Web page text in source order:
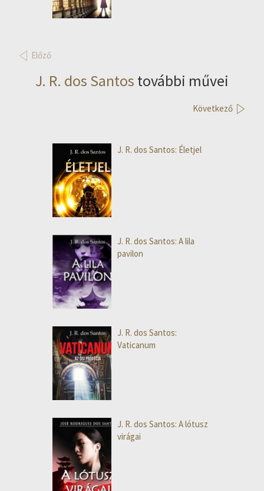
Előző
J. R. dos Santos további művei
Következő
J. R. dos Santos: Életjel
J. R. dos Santos: A lila
pavilon
J. R. dos Santos:
Vaticanum
J. R. dos Santos: A lótusz
virágai